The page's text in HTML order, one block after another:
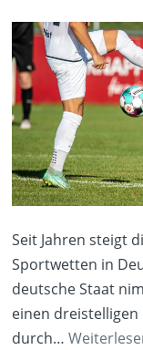
Seit Jahren steigt
Sportwetten in
deutsche Staat
einen
durch…